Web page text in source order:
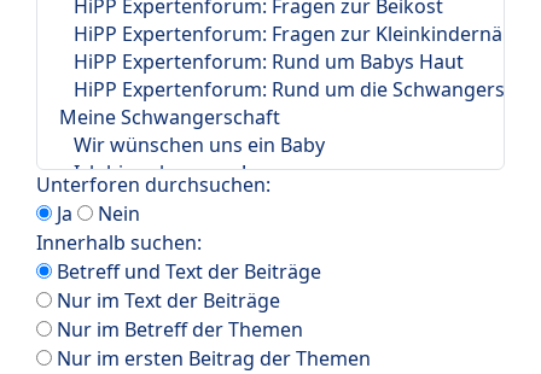
Unterforen durchsuchen:
Ja
Nein
Innerhalb suchen:
Betreff und Text der Beiträge
Nur im Text der Beiträge
Nur im Betreff der Themen
Nur im ersten Beitrag der Themen